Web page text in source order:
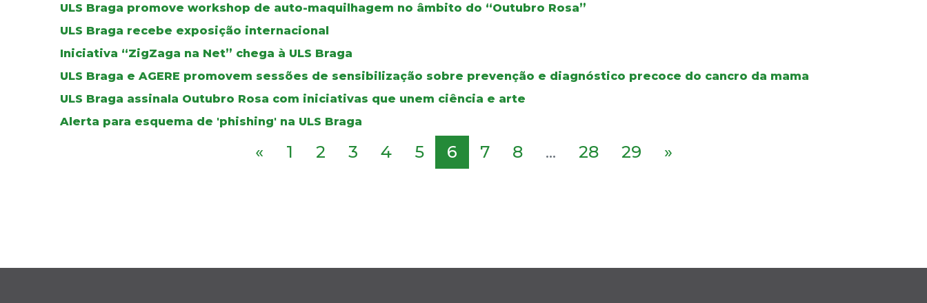
ULS Braga promove workshop de auto-maquilhagem no âmbito do “Outubro Rosa”
ULS Braga recebe exposição internacional
Iniciativa “ZigZaga na Net” chega à ULS Braga
ULS Braga e AGERE promovem sessões de sensibilização sobre prevenção e diagnóstico precoce do cancro da mama
ULS Braga assinala Outubro Rosa com iniciativas que unem ciência e arte
Alerta para esquema de 'phishing' na ULS Braga
« 1 2 3 4 5 6 7 8 ... 28 29 »